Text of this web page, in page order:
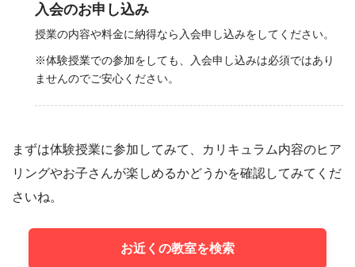
入会のお申し込み
授業の内容や料金に納得なら入会申し込みをしてください。
※体験授業での参加をしても、入会申し込みは必須ではあり
ませんのでご安心ください。
まずは体験授業に参加してみて、カリキュラム内容のヒア
リングやお子さんが楽しめるかどうかを確認してみてくだ
さいね。
お近くの教室を検索